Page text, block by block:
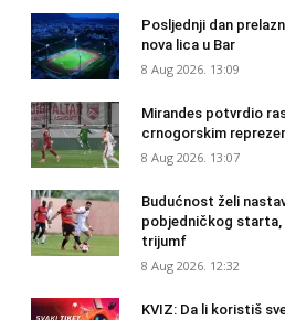
Posljednji dan
nova lica u Bar
8 Aug 2026. 13:09
Mirandes potvrdio
crnogorskim
8 Aug 2026. 13:07
Budućnost želi
pobjedničkog
trijumf
8 Aug 2026. 12:32
KVIZ: Da li koristiš